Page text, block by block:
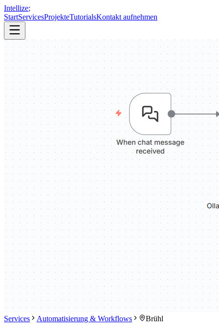
Intellize;
StartServicesProjekteTutorialsKontakt aufnehmen
Services Automatisierung & Workflows Brühl